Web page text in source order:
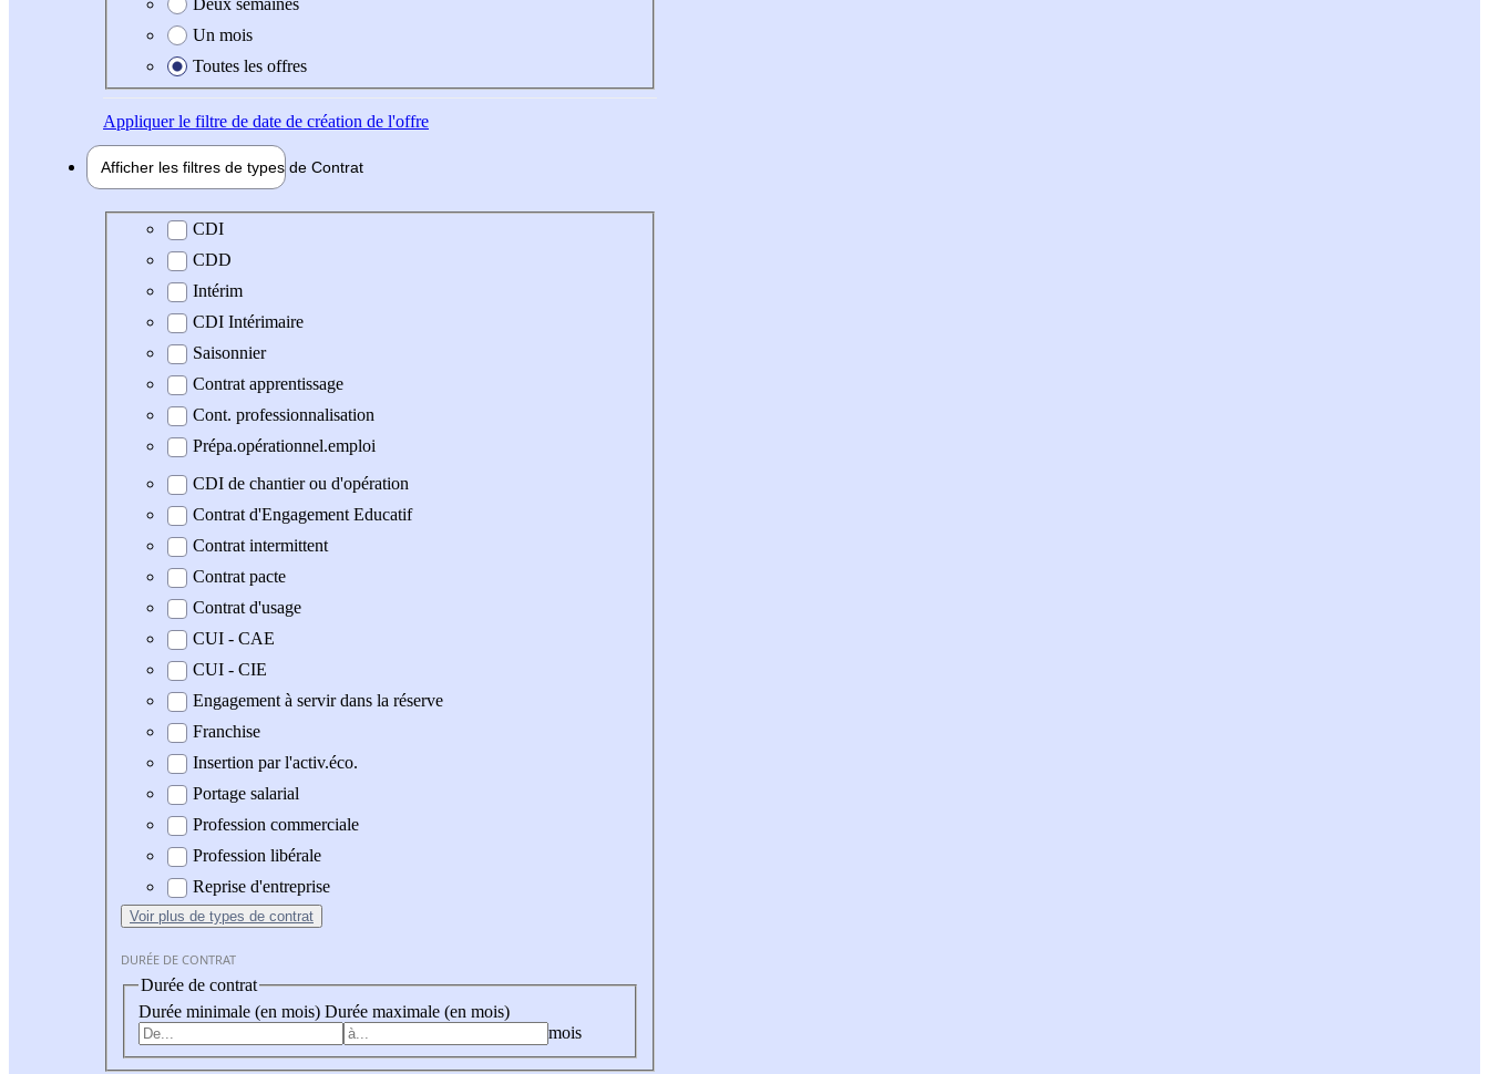
Un mois
Toutes les offres
Appliquerle filtre de date de création de l'offre
Afficher les filtres de types de Contrat
Type de contrat
CDI
CDD
Intérim
CDI Intérimaire
Saisonnier
Contrat apprentissage
Cont. professionnalisation
Prépa.opérationnel.emploi
CDI de chantier ou d'opération
Contrat d'Engagement Educatif
Contrat intermittent
Contrat pacte
Contrat d'usage
CUI - CAE
CUI - CIE
Engagement à servir dans la réserve
Franchise
Insertion par l'activ.éco.
Portage salarial
Profession commerciale
Profession libérale
Reprise d'entreprise
Voir plus de types de contrat
DURÉE DE CONTRAT
Durée de contrat
Durée minimale (en mois) Durée maximale (en mois)
mois